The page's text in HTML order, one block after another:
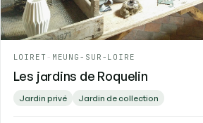
LOIRET - MEUNG-SUR-LOIRE
Les jardins de Roquelin
Jardin privé Jardin de collection